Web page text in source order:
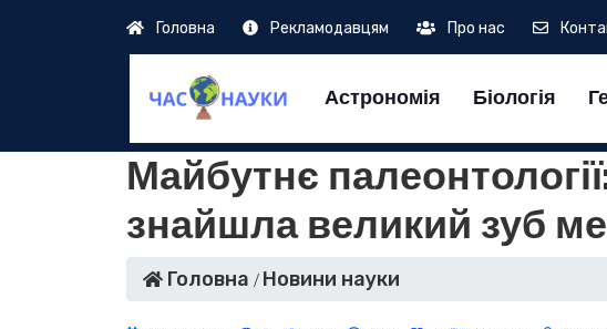
Головна Рекламодавцям Про нас
Астрономія Біологія
Майбутнє
знайшла великий зуб
Головна Новини науки